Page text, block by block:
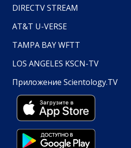
DIRECTV STREAM
AT&T U-VERSE
TAMPA BAY WFTT
LOS ANGELES KSCN-TV
Приложение Scientology.TV